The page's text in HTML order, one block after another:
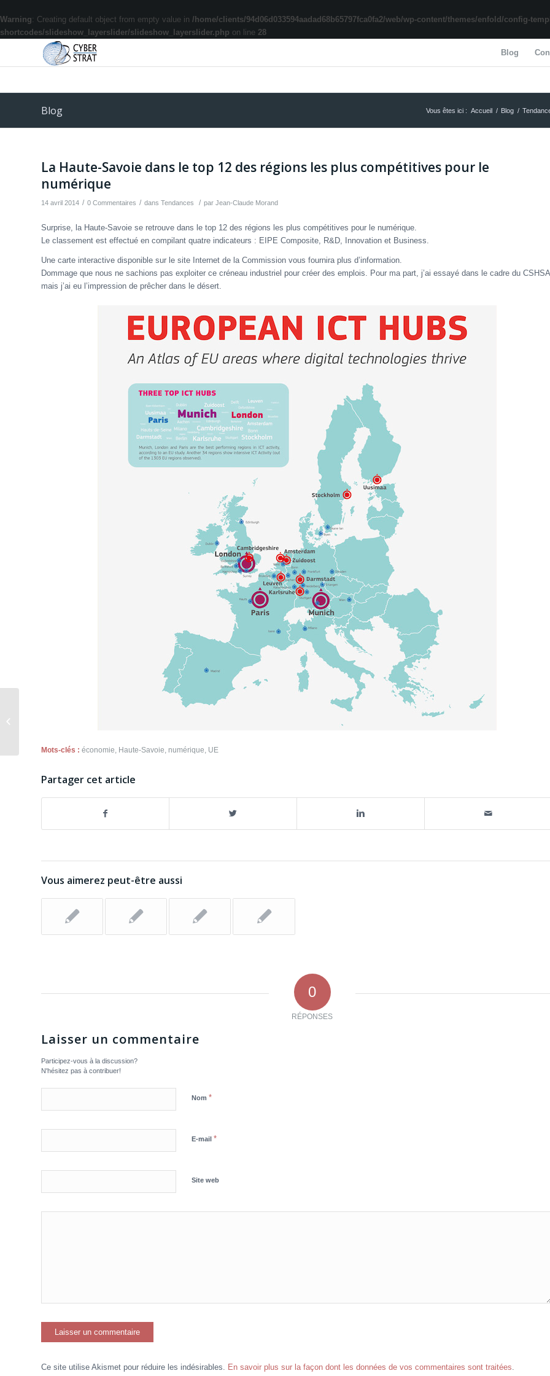
Warning: Creating default object from empty value in /home/clients/94d06d033594aadad68b65797fca0fa2/web/wp-content/themes/enfold/config-
shortcodes/slideshow_layerslider/slideshow_layerslider.php on line 28
Blog
Blog Vous êtes ici : Accueil / Blog /
La Haute-Savoie dans le top 12 des régions les plus compétitives pour le
numérique
14 avril 2014 / 0 Commentaires / dans Tendances / par Jean-Claude Morand
Surprise, la Haute-Savoie se retrouve dans le top 12 des régions les plus compétitives pour le numérique.
Le classement est effectué en compilant quatre indicateurs : EIPE Composite, R&D, Innovation et Business.
Une carte interactive disponible sur le site Internet de la Commission vous fournira plus d’information.
Dommage que nous ne sachions pas exploiter ce créneau industriel pour créer des emplois. Pour ma part, j’ai essayé dans le cadre du CSHSA
mais j’ai eu l’impression de prêcher dans le désert.
Mots-clés : économie Haute-Savoie numérique UE
Partager cet article
Vous aimerez peut-être aussi
0
RÉPONSES
Laisser un commentaire
Participez-vous à la discussion?
N'hésitez pas à contribuer!
Nom *
E-mail *
Site web
Ce site utilise Akismet pour réduire les indésirables. En savoir plus sur la façon dont les données de vos commentaires sont traitées.